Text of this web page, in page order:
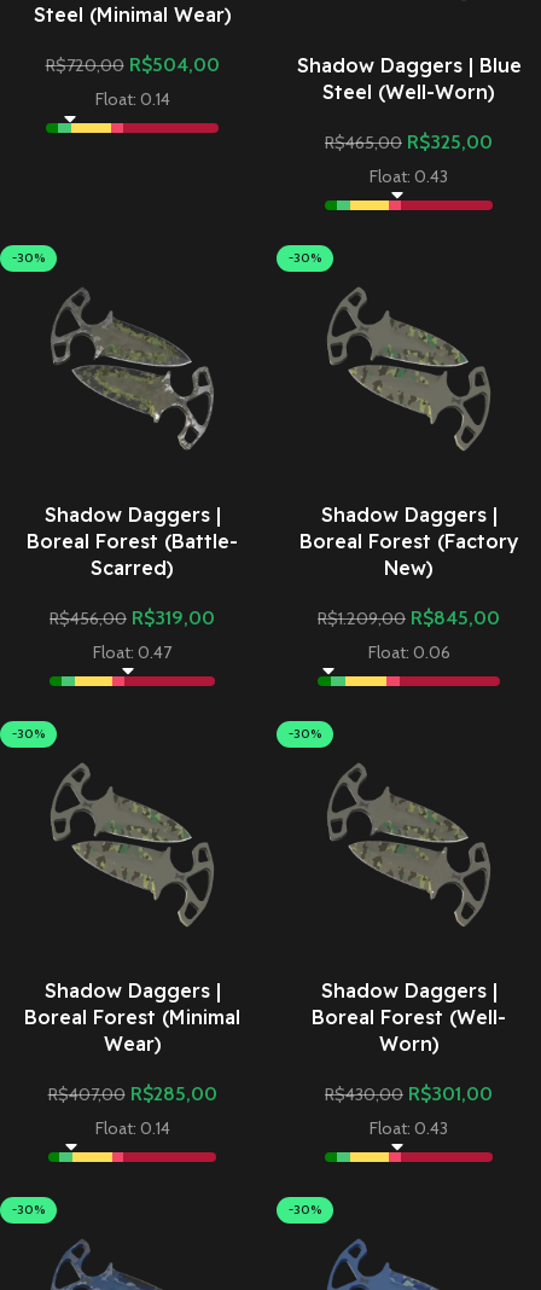
Steel (Minimal Wear)
R$720,00 R$504,00
Float: 0.14
Shadow Daggers | Blue
Steel (Well-Worn)
R$465,00 R$325,00
Float: 0.43
-30%
Shadow Daggers |
Boreal Forest (Battle-
Scarred)
R$456,00 R$319,00
Float: 0.47
-30%
Shadow Daggers |
Boreal Forest (Factory
New)
R$1.209,00 R$845,00
Float: 0.06
-30%
Shadow Daggers |
Boreal Forest (Minimal
Wear)
R$407,00 R$285,00
Float: 0.14
-30%
Shadow Daggers |
Boreal Forest (Well-
Worn)
R$430,00 R$301,00
Float: 0.43
-30% -30%